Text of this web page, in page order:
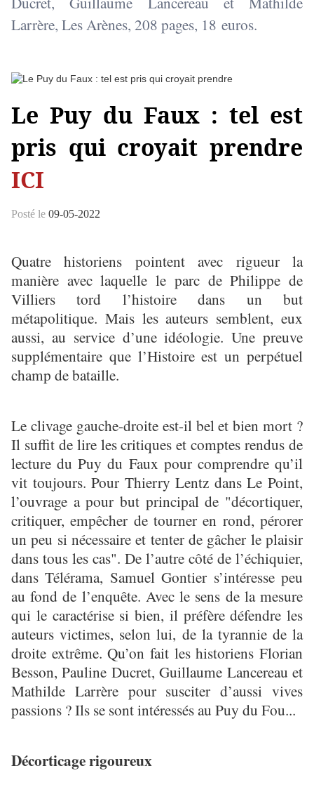
Larrère, Les Arènes, 208 pages, 18 euros.
Le Puy du Faux : tel est
pris qui croyait prendre
ICI
Posté le 09-05-2022
Quatre historiens pointent avec rigueur la
manière avec laquelle le parc de Philippe de
Villiers tord l’histoire dans un but
métapolitique. Mais les auteurs semblent, eux
aussi, au service d’une idéologie. Une preuve
supplémentaire que l’Histoire est un perpétuel
champ de bataille.
Le clivage gauche-droite est-il bel et bien mort ?
Il suffit de lire les critiques et comptes rendus de
lecture du Puy du Faux pour comprendre qu’il
vit toujours. Pour Thierry Lentz dans Le Point,
l’ouvrage a pour but principal de "décortiquer,
critiquer, empêcher de tourner en rond, pérorer
un peu si nécessaire et tenter de gâcher le plaisir
dans tous les cas". De l’autre côté de l’échiquier,
dans Télérama, Samuel Gontier s’intéresse peu
au fond de l’enquête. Avec le sens de la mesure
qui le caractérise si bien, il préfère défendre les
auteurs victimes, selon lui, de la tyrannie de la
droite extrême. Qu’on fait les historiens Florian
Besson, Pauline Ducret, Guillaume Lancereau et
Mathilde Larrère pour susciter d’aussi vives
passions ? Ils se sont intéressés au Puy du Fou...
Décorticage rigoureux